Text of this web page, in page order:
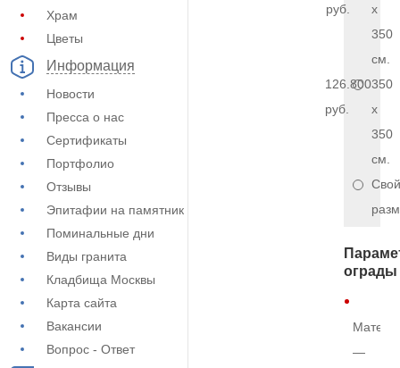
Храм
Цветы
Информация
Новости
Пресса о нас
Сертификаты
Портфолио
Отзывы
Эпитафии на памятник
Поминальные дни
Виды гранита
Кладбища Москвы
Карта сайта
Вакансии
Вопрос - Ответ
руб.
x
350
см.
126.800
руб.
350
x
350
см.
Свой
ограды
—